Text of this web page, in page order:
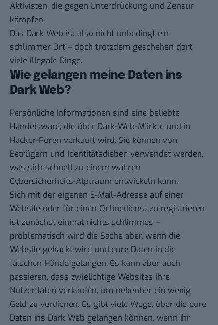
Aktivisten, die gegen Unterdrückung und Zensur
kämpfen.
Das Dark Web ist also nicht unbedingt ein
schlimmer Ort – doch trotzdem geschehen dort
viele illegale Dinge.
Wie gelangen meine Daten ins
Dark Web?
Persönliche Informationen sind eine beliebte
Handelsware, die über Dark-Web-Märkte und in
Hacker-Foren verkauft wird. Sie können von
Betrügern und Identitätsdieben verwendet werden,
was sich schnell zu einem wahren
Cybersicherheits-Alptraum entwickeln kann.
Sich mit der eigenen E-Mail-Adresse auf einer
Website oder für einen Onlinedienst zu registrieren
ist zunächst einmal nichts schlimmes –
problematisch wird die Sache aber, wenn die
Website gehackt wird und eure Daten in die
falschen Hände gelangen. Es kann aber auch
passieren, dass zwielichtige Websites ihre
Nutzerdaten verkaufen, um nebenher ein wenig
Geld zu verdienen. Es gibt viele Wege, über die eure
Daten ins Dark Web gelangen können, wenn ihr